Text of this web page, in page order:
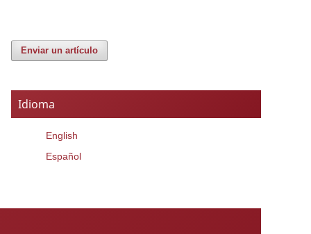
Enviar un artículo
Idioma
English
Español